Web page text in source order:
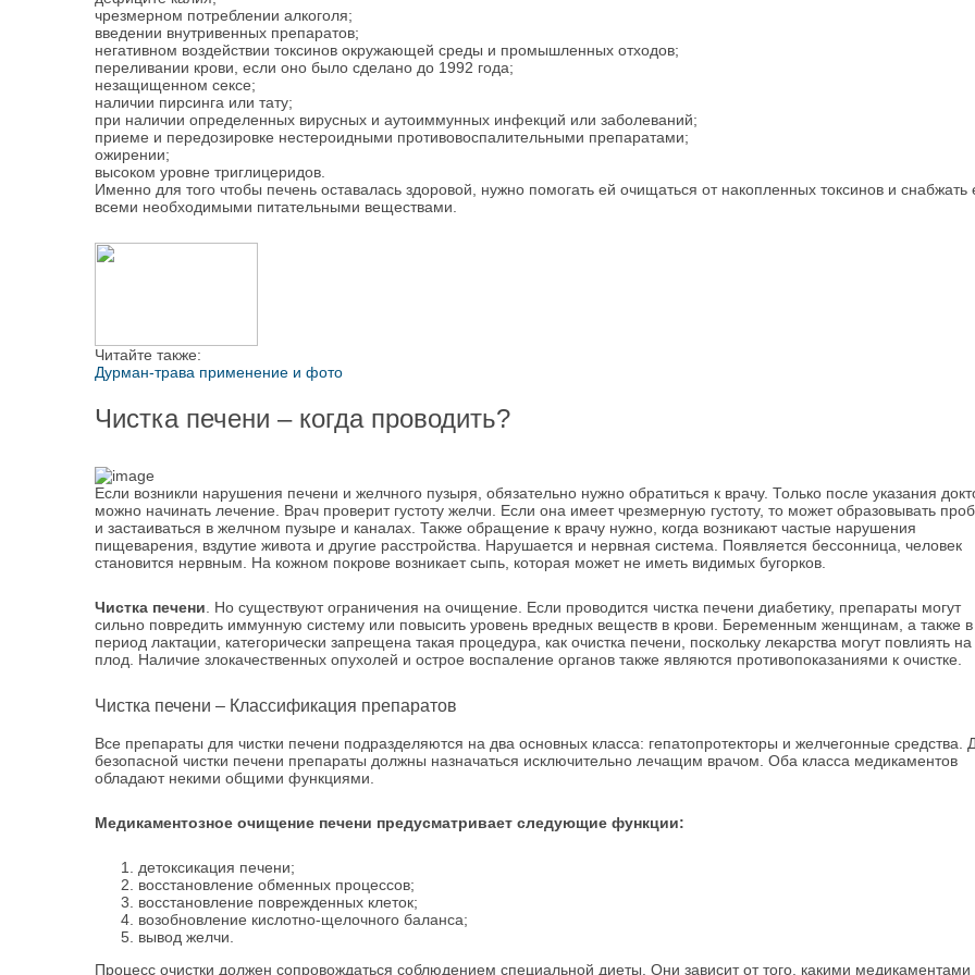
чрезмерном потреблении алкоголя;
введении внутривенных препаратов;
негативном воздействии токсинов окружающей среды и промышленных отходов;
переливании крови, если оно было сделано до 1992 года;
незащищенном сексе;
наличии пирсинга или тату;
при наличии определенных вирусных и аутоиммунных инфекций или заболеваний;
приеме и передозировке нестероидными противовоспалительными препаратами;
ожирении;
высоком уровне триглицеридов.
Именно для того чтобы печень оставалась здоровой, нужно помогать ей очищаться от накопленных токсинов и снабжать
всеми необходимыми питательными веществами.
Читайте также:
Дурман-трава применение и фото
Чистка печени – когда проводить?
Если возникли нарушения печени и желчного пузыря, обязательно нужно обратиться к врачу. Только после указания
можно начинать лечение. Врач проверит густоту желчи. Если она имеет чрезмерную густоту, то может образовывать
и застаиваться в желчном пузыре и каналах. Также обращение к врачу нужно, когда возникают частые нарушения
пищеварения, вздутие живота и другие расстройства. Нарушается и нервная система. Появляется бессонница, человек
становится нервным. На кожном покрове возникает сыпь, которая может не иметь видимых бугорков.
Чистка печени . Но существуют ограничения на очищение. Если проводится чистка печени диабетику, препараты могут
сильно повредить иммунную систему или повысить уровень вредных веществ в крови. Беременным женщинам, а также в
период лактации, категорически запрещена такая процедура, как очистка печени, поскольку лекарства могут повлиять на
плод. Наличие злокачественных опухолей и острое воспаление органов также являются противопоказаниями к очистке.
Чистка печени – Классификация препаратов
Все препараты для чистки печени подразделяются на два основных класса: гепатопротекторы и желчегонные средства.
безопасной чистки печени препараты должны назначаться исключительно лечащим врачом. Оба класса медикаментов
обладают некими общими функциями.
Медикаментозное очищение печени предусматривает следующие функции:
детоксикация печени;
восстановление обменных процессов;
восстановление поврежденных клеток;
возобновление кислотно-щелочного баланса;
вывод желчи.
Процесс очистки должен сопровождаться соблюдением специальной диеты. Они зависит от того, какими медикаментами